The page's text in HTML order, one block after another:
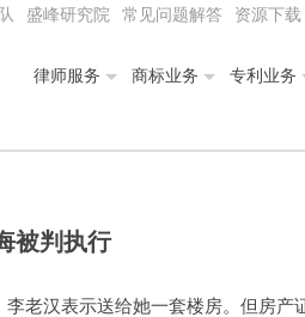
盛峰研究院 常见问题解答 资源下载
律师服务 商标业务 专利业务
被判执行
老汉表示送给她一套楼房。但房产